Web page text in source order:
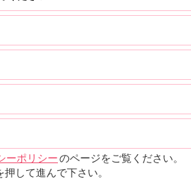
ーポリシーのページをご覧ください。
して進んで下さい。